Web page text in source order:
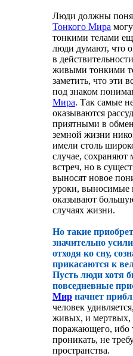
Люди должны
Тонкого Мира
тонкими телами
люди думают, что
в
живыми тонкими
заметить, что эти
под знаком
Мира. Так самые
оказываются
приятными в
земной жизни
имели столь
случае, сохраняют
встреч, но в
выносят новое
уроки, выносимые
оказывают
случаях жизни.
Но такие
значительно
отходя ко сну,
прикасаются к
Пусть люди хотя
повседневные
Мир начнет
человек
живых, и мертвых,
поражающего, ибо
проникать, не
пространства.